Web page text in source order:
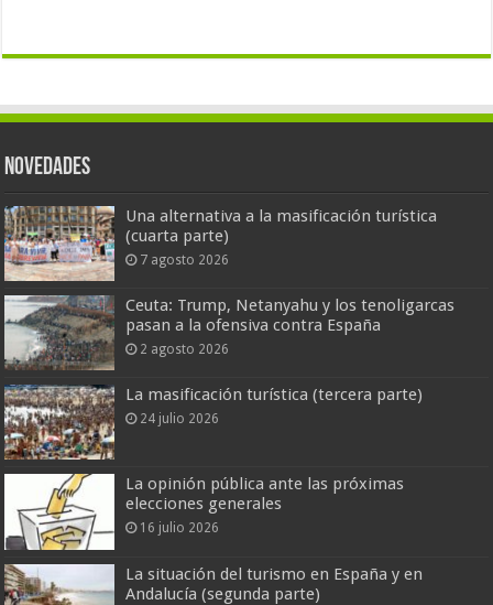
Novedades
Una alternativa a la masificación turística
(cuarta parte)
7 agosto 2026
Ceuta: Trump, Netanyahu y los tenoligarcas
pasan a la ofensiva contra España
2 agosto 2026
La masificación turística (tercera parte)
24 julio 2026
La opinión pública ante las próximas
elecciones generales
16 julio 2026
La situación del turismo en España y en
Andalucía (segunda parte)